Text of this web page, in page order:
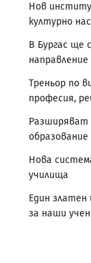
Нов
културно
В Бургас ще
Треньор по
професия,
образование
Нова
училища
Един
за наши